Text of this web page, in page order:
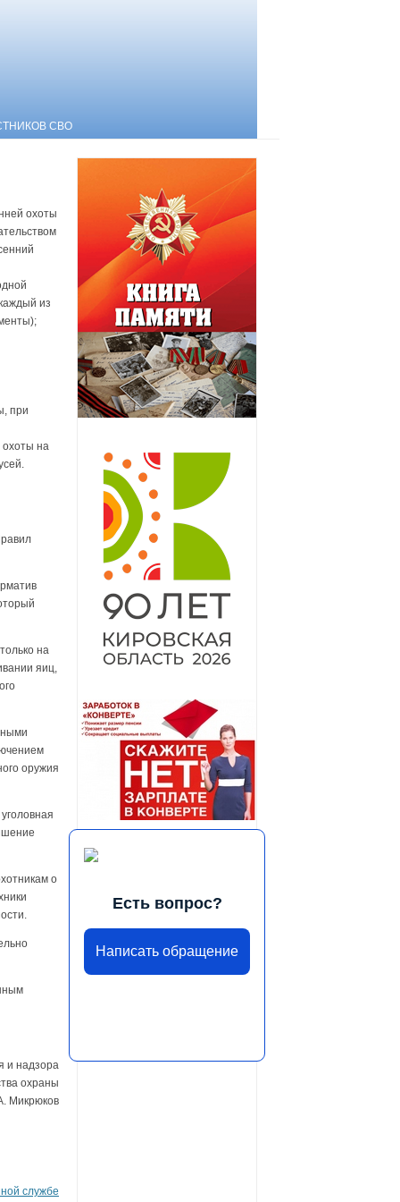
СВО
охоты
из
при
охоты на
на
яиц,
оружия
о
и надзора
охраны
Микрюков
службе
Есть вопрос?
Написать обращение